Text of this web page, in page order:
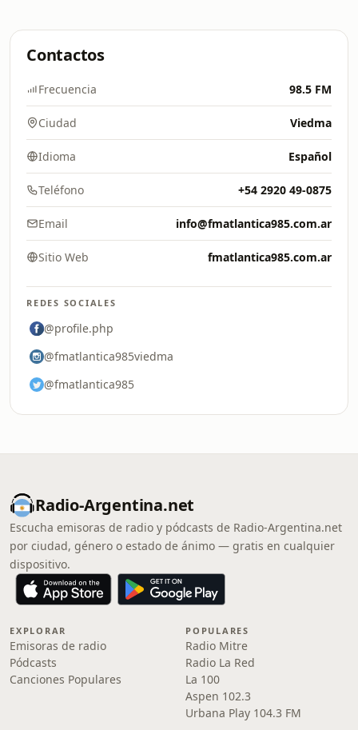
Contactos
Frecuencia 98.5 FM
Ciudad Viedma
Idioma Español
Teléfono +54 2920 49-0875
Email info@fmatlantica985.com.ar
Sitio Web fmatlantica985.com.ar
REDES SOCIALES
@profile.php
@fmatlantica985viedma
@fmatlantica985
Radio-Argentina.net
Escucha emisoras de radio y pódcasts de Radio-Argentina.net
por ciudad, género o estado de ánimo — gratis en cualquier
dispositivo.
EXPLORAR
Emisoras de radio
Pódcasts
Canciones Populares
POPULARES
Radio Mitre
Radio La Red
La 100
Aspen 102.3
Urbana Play 104.3 FM